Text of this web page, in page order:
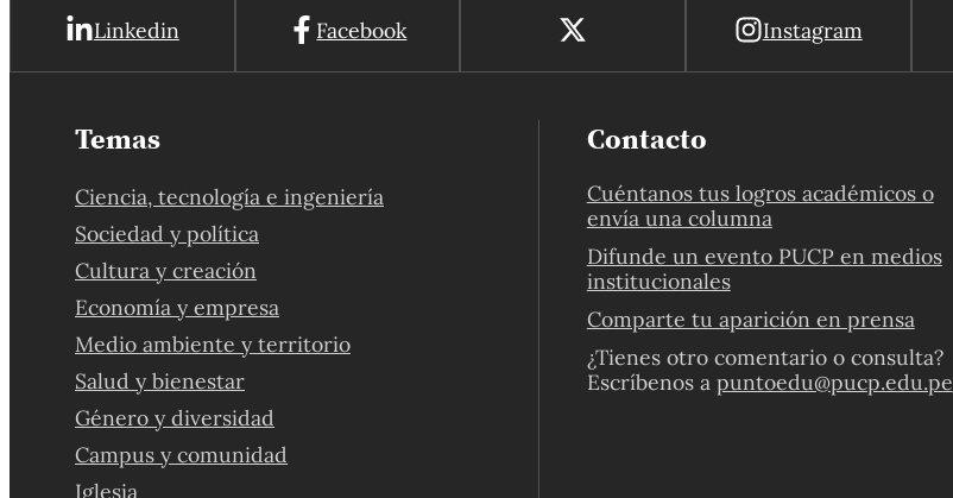
Linkedin Facebook Instagram
Temas
Ciencia, tecnología e ingeniería
Sociedad y política
Cultura y creación
Economía y empresa
Medio ambiente y territorio
Salud y bienestar
Género y diversidad
Campus y comunidad
Iglesia
Contacto
Cuéntanos tus logros académicos o
envía una columna
Difunde un evento PUCP en medios
institucionales
Comparte tu aparición en prensa
¿Tienes otro comentario o consulta?
Escríbenos a puntoedu@pucp.edu.pe